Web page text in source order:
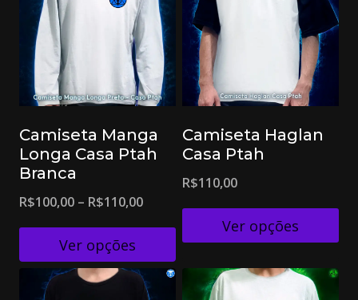
Camiseta Manga
Longa Casa Ptah
Branca
R$100,00 – R$110,00
Ver opções
Camiseta Haglan
Casa Ptah
R$110,00
Ver opções